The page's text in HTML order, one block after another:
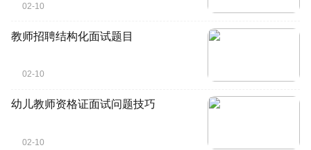
02-10
教师招聘结构化面试题目
02-10
幼儿教师资格证面试问题技巧
02-10